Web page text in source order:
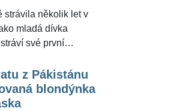
strávila několik let v
mladá dívka
své první
věznici zavzpomínal
Jiří Kajínek (61).
z Pákistánu
blondýnka